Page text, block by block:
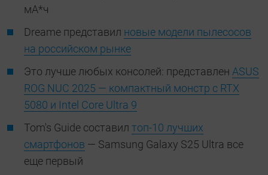
мА*ч
Dreame представил новые модели пылесосов
на российском рынке
Это лучше любых консолей: представлен ASUS
ROG NUC 2025 — компактный монстр с RTX
5080 и Intel Core Ultra 9
Tom's Guide составил топ-10 лучших
смартфонов — Samsung Galaxy S25 Ultra все
еще первый